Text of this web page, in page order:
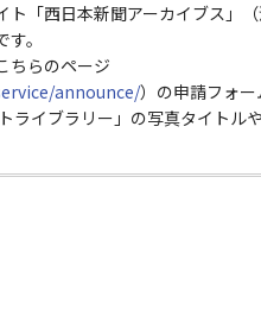
ト「西日本新聞アーカイブス」
。
ちらのページ
announce/）の申請フォ
ライブラリー」の写真タイトル